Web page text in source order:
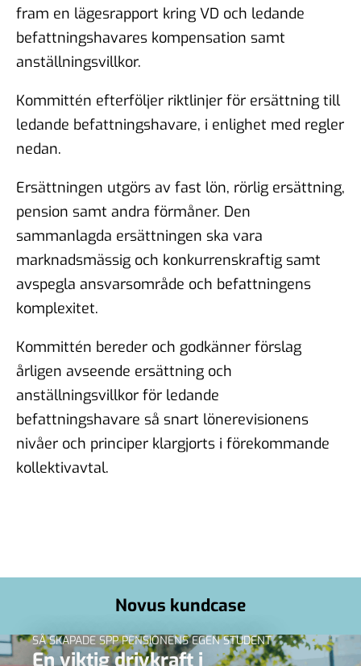
fram en lägesrapport kring VD och ledande
befattningshavares kompensation samt
anställningsvillkor.
Kommittén efterföljer riktlinjer för ersättning till
ledande befattningshavare, i enlighet med regler
nedan.
Ersättningen utgörs av fast lön, rörlig ersättning,
pension samt andra förmåner. Den
sammanlagda ersättningen ska vara
marknadsmässig och konkurrenskraftig samt
avspegla ansvarsområde och befattningens
komplexitet.
Kommittén bereder och godkänner förslag
årligen avseende ersättning och
anställningsvillkor för ledande
befattningshavare så snart lönerevisionens
nivåer och principer klargjorts i förekommande
kollektivavtal.
Novus kundcase
SÅ SKAPADE SPP PENSIONENS EGEN STUDENT
En viktig drivkraft i